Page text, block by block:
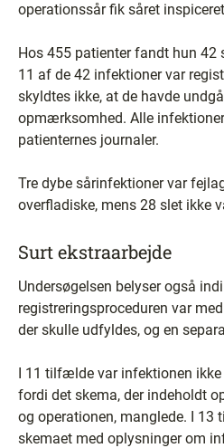
operationssår fik såret
Hos 455 patienter fandt hun 42
11 af de 42 infektioner var
skyldtes ikke, at de havde
opmærksomhed. Alle
patienternes journaler.
Tre dybe sårinfektioner var
overfladiske, mens 28 slet ikke
Surt ekstraarbejde
Undersøgelsen belyser også
registreringsproceduren var
der skulle udfyldes, og en
I 11 tilfælde var infektionen ikke
fordi det skema, der indeholdt
og operationen, manglede. I
skemaet med oplysninger om